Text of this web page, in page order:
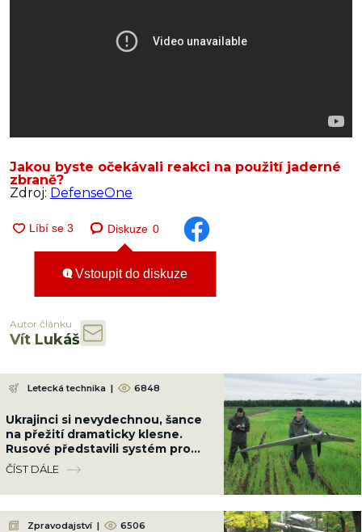
Jakou byste očekávali reakci na použití jaderné
zbraně?
Zdroj: DefenseOne
Diskuze 0
Vstoupit do diskuze
Autor článku
Vít Lukáš
Letecká technika | 6848
Ukrajinci si nevydechnou, šance
na přežití dramaticky klesne.
Rusové představili systém pro
útoky dronů v rojích
ČÍST DÁLE
Zpravodajství | 6506